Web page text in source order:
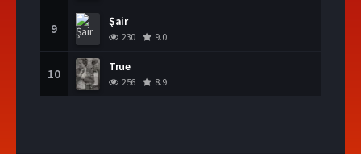
9 Şair
230 9.0
10 True
256 8.9